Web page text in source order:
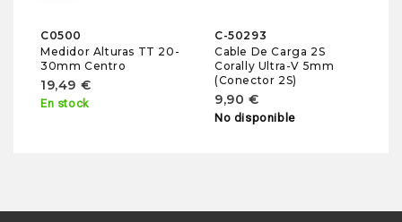
C0500
Medidor Alturas TT 20-
30mm Centro
19,49 €
En stock
C-50293
Cable De Carga 2S
Corally Ultra-V 5mm
(Conector 2S)
9,90 €
No disponible